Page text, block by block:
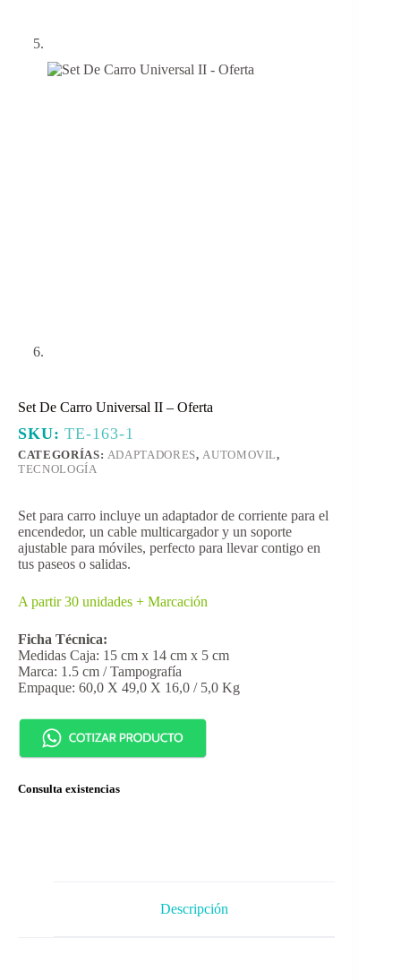
Set De Carro Universal II – Oferta
SKU:TE-163-1
CATEGORÍAS: ADAPTADORES,AUTOMOVIL,
TECNOLOGÍA
Set para carro incluye un adaptador de corriente para el
encendedor, un cable multicargador y un soporte
ajustable para móviles, perfecto para llevar contigo en
tus paseos o salidas.
A partir 30 unidades + Marcación
Ficha Técnica:
Medidas Caja: 15 cm x 14 cm x 5 cm
Marca: 1.5 cm / Tampografía
Empaque: 60,0 X 49,0 X 16,0 / 5,0 Kg
Consulta existencias
Descripción